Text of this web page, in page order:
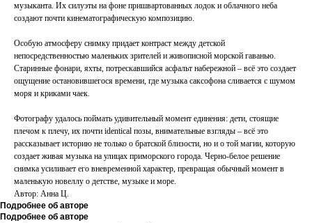
музыканта. Их силуэты на фоне пришвартованных лодок и облачного неба
создают почти кинематографическую композицию.
Особую атмосферу снимку придает контраст между детской
непосредственностью маленьких зрителей и живописной морской гаванью.
Старинные фонари, яхты, потрескавшийся асфальт набережной – всё это создает
ощущение остановившегося времени, где музыка саксофона сливается с шумом
моря и криками чаек.
Фотографу удалось поймать удивительный момент единения: дети, стоящие
плечом к плечу, их почти identical позы, внимательные взгляды – всё это
рассказывает историю не только о братской близости, но и о той магии, которую
создает живая музыка на улицах приморского города. Черно-белое решение
снимка усиливает его вневременной характер, превращая обычный момент в
маленькую новеллу о детстве, музыке и море.
Автор: Анна Ц.
Подробнее об авторе
Подробнее об авторе